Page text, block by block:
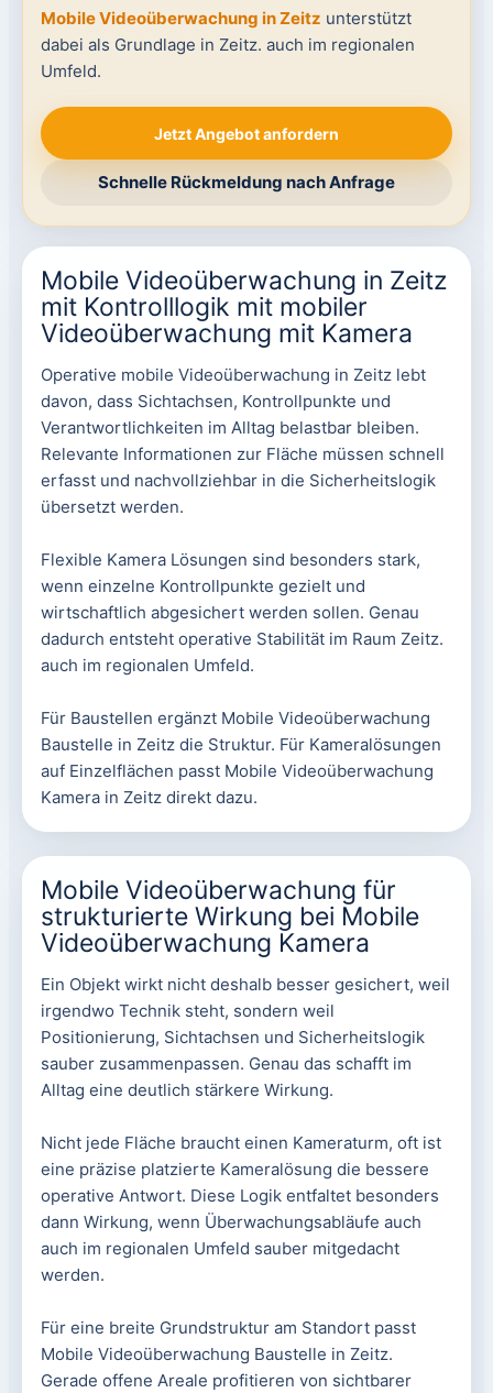
Mobile Videoüberwachung in Zeitz unterstützt
dabei als Grundlage in Zeitz. auch im regionalen
Umfeld.
Jetzt Angebot anfordern
Schnelle Rückmeldung nach Anfrage
Mobile Videoüberwachung in Zeitz
mit Kontrolllogik mit mobiler
Videoüberwachung mit Kamera
Operative mobile Videoüberwachung in Zeitz lebt
davon, dass Sichtachsen, Kontrollpunkte und
Verantwortlichkeiten im Alltag belastbar bleiben.
Relevante Informationen zur Fläche müssen schnell
erfasst und nachvollziehbar in die Sicherheitslogik
übersetzt werden.
Flexible Kamera Lösungen sind besonders stark,
wenn einzelne Kontrollpunkte gezielt und
wirtschaftlich abgesichert werden sollen. Genau
dadurch entsteht operative Stabilität im Raum Zeitz.
auch im regionalen Umfeld.
Für Baustellen ergänzt Mobile Videoüberwachung
Baustelle in Zeitz die Struktur. Für Kameralösungen
auf Einzelflächen passt Mobile Videoüberwachung
Kamera in Zeitz direkt dazu.
Mobile Videoüberwachung für
strukturierte Wirkung bei Mobile
Videoüberwachung Kamera
Ein Objekt wirkt nicht deshalb besser gesichert, weil
irgendwo Technik steht, sondern weil
Positionierung, Sichtachsen und Sicherheitslogik
sauber zusammenpassen. Genau das schafft im
Alltag eine deutlich stärkere Wirkung.
Nicht jede Fläche braucht einen Kameraturm, oft ist
eine präzise platzierte Kameralösung die bessere
operative Antwort. Diese Logik entfaltet besonders
dann Wirkung, wenn Überwachungsabläufe auch
auch im regionalen Umfeld sauber mitgedacht
werden.
Für eine breite Grundstruktur am Standort passt
Mobile Videoüberwachung Baustelle in Zeitz.
Gerade offene Areale profitieren von sichtbarer